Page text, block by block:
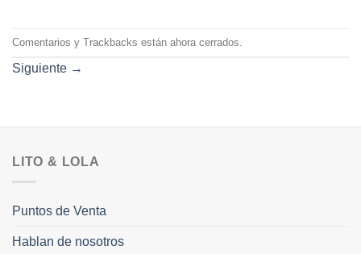
Comentarios y Trackbacks están ahora cerrados.
Siguiente →
LITO & LOLA
Puntos de Venta
Hablan de nosotros